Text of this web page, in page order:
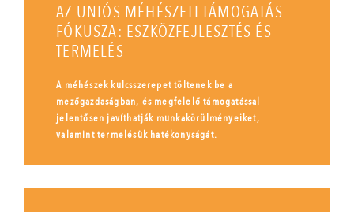
AZ UNIÓS MÉHÉSZETI TÁMOGATÁS
FÓKUSZA: ESZKÖZFEJLESZTÉS ÉS
TERMELÉS
A méhészek kulcsszerepet töltenek be a
mezőgazdaságban, és megfelelő támogatással
jelentősen javíthatják munkakörülményeiket,
valamint termelésük hatékonyságát.